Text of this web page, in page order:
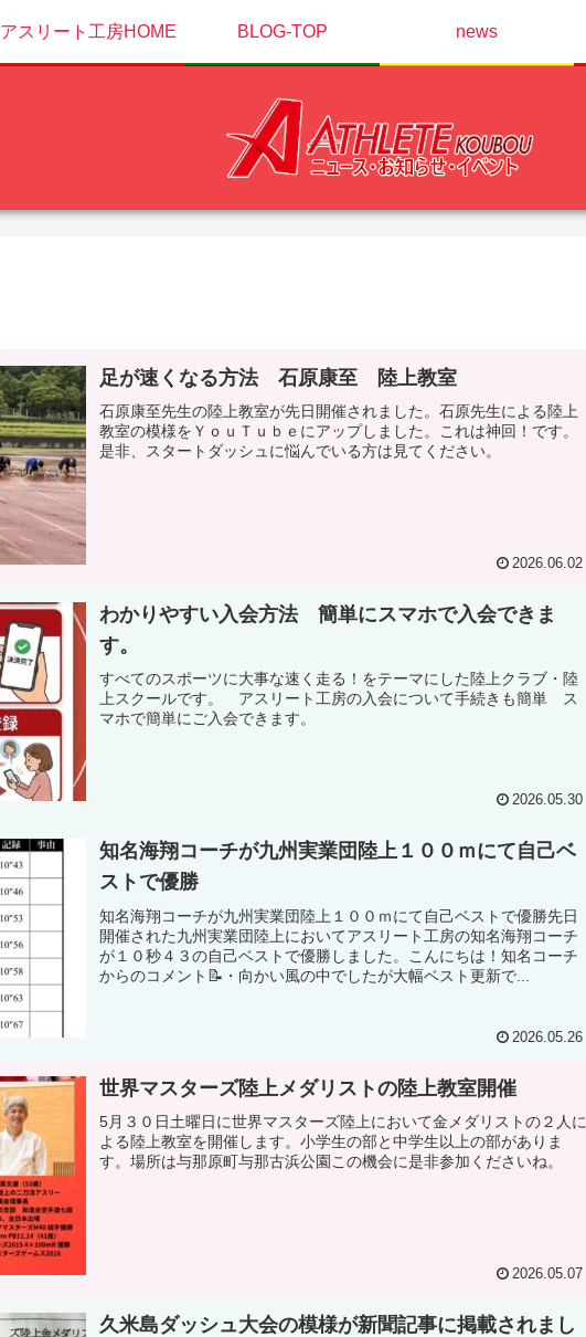
アスリート工房HOME BLOG-TOP news
足が速くなる方法 石原康至 陸上教室
石原康至先生の陸上教室が先日開催されました。石原先生による陸上
教室の模様をＹｏｕＴｕｂｅにアップしました。これは神回！です。
是非、スタートダッシュに悩んでいる方は見てください。
2026.06.02
わかりやすい入会方法 簡単にスマホで入会できま
す。
すべてのスポーツに大事な速く走る！をテーマにした陸上クラブ・陸
上スクールです。 アスリート工房の入会について手続きも簡単 ス
マホで簡単にご入会できます。
2026.05.30
知名海翔コーチが九州実業団陸上１００ｍにて自己ベ
ストで優勝
知名海翔コーチが九州実業団陸上１００ｍにて自己ベストで優勝先日
開催された九州実業団陸上においてアスリート工房の知名海翔コーチ
が１０秒４３の自己ベストで優勝しました。こんにちは！知名コーチ
からのコメント📝・向かい風の中でしたが大幅ベスト更新で...
2026.05.26
世界マスターズ陸上メダリストの陸上教室開催
5月３０日土曜日に世界マスターズ陸上において金メダリストの２人に
よる陸上教室を開催します。小学生の部と中学生以上の部がありま
す。場所は与那原町与那古浜公園この機会に是非参加くださいね。
2026.05.07
久米島ダッシュ大会の模様が新聞記事に掲載されまし